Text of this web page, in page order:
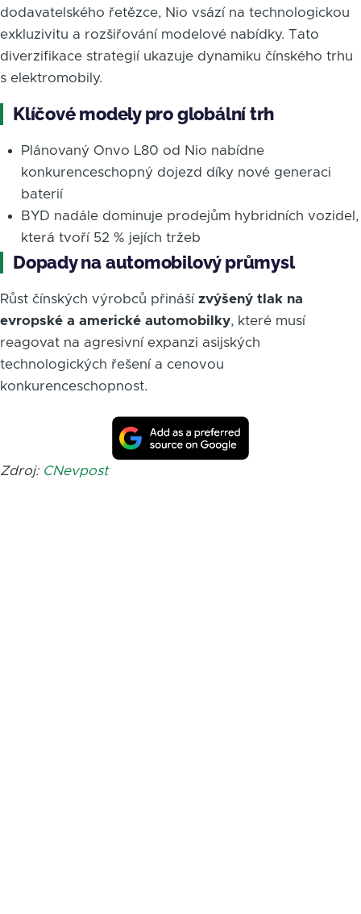
dodavatelského řetězce, Nio vsází na technologickou
exkluzivitu a rozšiřování modelové nabídky. Tato
diverzifikace strategií ukazuje dynamiku čínského trhu
s elektromobily.
Klíčové modely pro globální trh
Plánovaný Onvo L80 od Nio nabídne
konkurenceschopný dojezd díky nové generaci
baterií
BYD nadále dominuje prodejům hybridních vozidel,
která tvoří 52 % jejích tržeb
Dopady na automobilový průmysl
Růst čínských výrobců přináší zvýšený tlak na
evropské a americké automobilky, které musí
reagovat na agresivní expanzi asijských
technologických řešení a cenovou
konkurenceschopnost.
Zdroj: CNevpost